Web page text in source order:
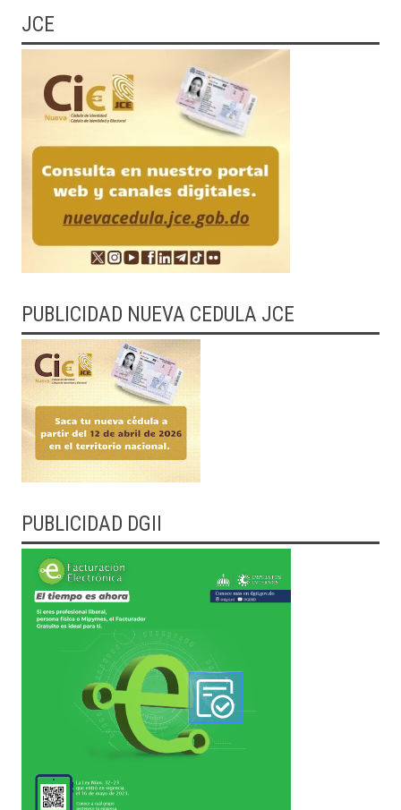
JCE
PUBLICIDAD NUEVA CEDULA JCE
PUBLICIDAD DGII